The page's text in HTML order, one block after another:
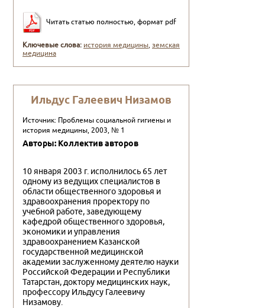
Читать статью полностью, формат pdf
Ключевые слова: история медицины,земская
медицина
Ильдус Галеевич Низамов
Источник: Проблемы социальной гигиены и
история медицины, 2003, № 1
Авторы: Коллектив авторов
10 января 2003 г. исполнилось 65 лет
одному из веду­щих специалистов в
области общественного здоровья и
здравоохранения проректору по
учебной работе, заве­дующему
кафедрой общественного здоровья,
экономики и управления
здравоохранением Казанской
государст­венной медицинской
академии заслуженному деятелю науки
Российской Федерации и Республики
Татарстан, доктору медицинских наук,
профессору Ильдусу Галеевичу
Низамову.